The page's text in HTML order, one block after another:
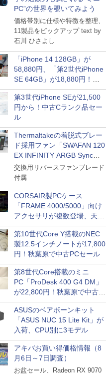
PC”の世界を覗いてみよう
価格帯別に仕様や特徴を整理、
11製品をピックアップ text by
石川 ひさよし
「iPhone 14 128GB」が
58,880円、「第2世代iPhone
SE 64GB」が18,880円！中
古Bランク品セール
第3世代iPhone SEが21,500
円から！中古Cランク品セー
ル
Thermaltakeの着脱式ブレー
ド採用ファン「SWAFAN 120
EX INFINITY ARGB Sync」
に単品パッケージ
交換用リバースファンブレード
付属
CORSAIR製PCケース
「FRAME 4000/5000」向け
アクセサリが複数登場、天然
木製パネルや背面コネクタ対
応トレイなど
第10世代Core Y搭載のNEC
製12.5インチノートが17,800
円！秋葉原で中古PCセール
第8世代Core搭載のミニ
PC「ProDesk 400 G4 DM」
が22,800円！秋葉原で中古
PCセール
ASUSのベアボーンキット
「ASUS NUC 15 Lite Kit」が
入荷、CPU別に3モデル
アキバお買い得価格情報（8
月6日～7日調査）
お盆セール、Radeon RX 9070